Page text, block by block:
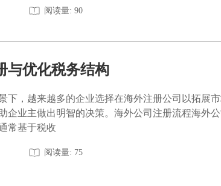
阅读量: 90
与优化税务结构
下，越来越多的企业选择在海外注册公司以拓展
企业主做出明智的决策。海外公司注册流程海外
常基于税收
阅读量: 75